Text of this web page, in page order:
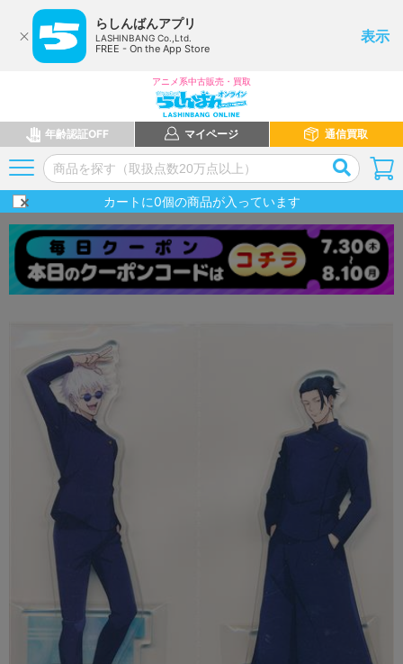
らしんばんアプリ
LASHINBANG Co.,Ltd.
FREE - On the App Store
表示
アニメ系中古販売・買取
年齢認証OFF マイページ 通信買取
カートに0個の商品が入っています